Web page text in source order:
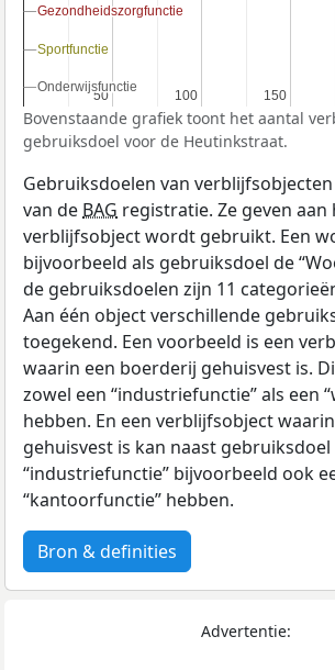
50
50 100
100 150
150
Gezondheidszorgfunctie
Gezondheidszorgfunctie
Sportfunctie
Sportfunctie
Onderwijsfunctie
Onderwijsfunctie
Bovenstaande grafiek toont het aantal
gebruiksdoel voor de Heutinkstraat.
Gebruiksdoelen van
van de BAG registratie. Ze geven aan
verblijfsobject wordt gebruikt. Een
bijvoorbeeld als gebruiksdoel de
de gebruiksdoelen zijn 11
Aan één object verschillende
toegekend. Een voorbeeld is een
waarin een boerderij gehuisvest is.
zowel een “industriefunctie” als een
hebben. En een verblijfsobject
gehuisvest is kan naast gebruiksdoel
“industriefunctie” bijvoorbeeld ook
“kantoorfunctie” hebben.
Bron & definities
Advertentie: